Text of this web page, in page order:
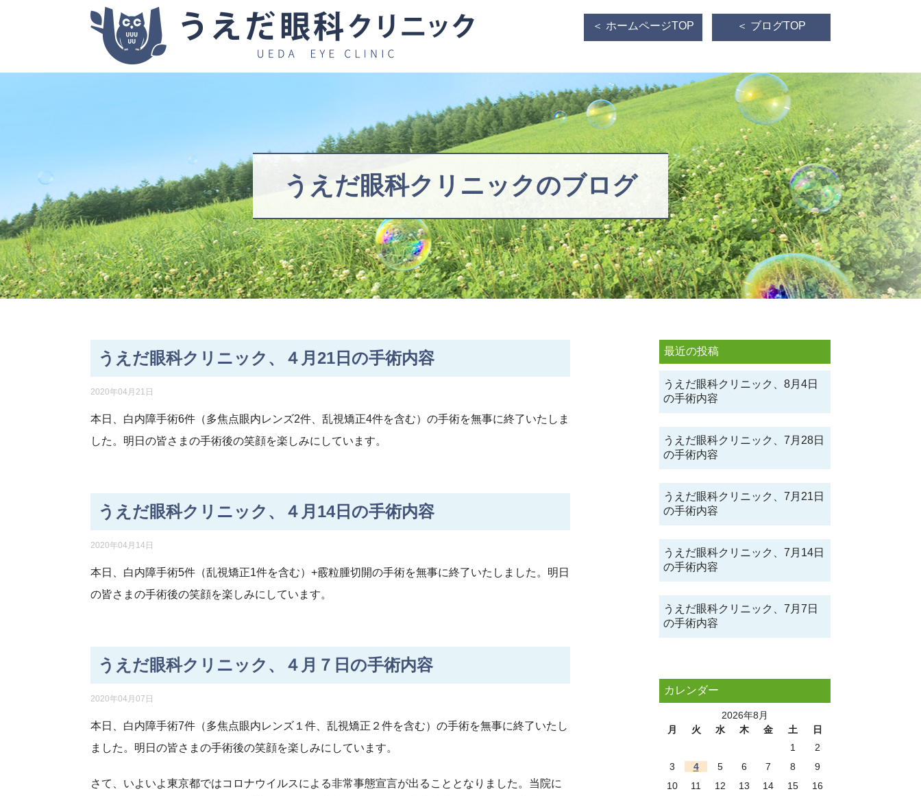
＜ ホームページTOP ＜ ブログTOP
うえだ眼科クリニックのブログ
最近の投稿
うえだ眼科クリニック、8月4日
の手術内容
うえだ眼科クリニック、7月28日
の手術内容
うえだ眼科クリニック、7月21日
の手術内容
うえだ眼科クリニック、7月14日
の手術内容
うえだ眼科クリニック、7月7日
の手術内容
カレンダー
2026年8月
月
火 水 木 金 土
日
1
2
3
4 5 6 7 8
9
10
11 12 13 14 15
16
うえだ眼科クリニック、４月21日の手術内容
2020年04月21日
本日、白内障手術6件（多焦点眼内レンズ2件、乱視矯正4件を含む）の手術を無事に終了いたしま
した。明日の皆さまの手術後の笑顔を楽しみにしています。
うえだ眼科クリニック、４月14日の手術内容
2020年04月14日
本日、白内障手術5件（乱視矯正1件を含む）+霰粒腫切開の手術を無事に終了いたしました。明日
の皆さまの手術後の笑顔を楽しみにしています。
うえだ眼科クリニック、４月７日の手術内容
2020年04月07日
本日、白内障手術7件（多焦点眼内レンズ１件、乱視矯正２件を含む）の手術を無事に終了いたし
ました。明日の皆さまの手術後の笑顔を楽しみにしています。
さて、いよいよ東京都ではコロナウイルスによる非常事態宣言が出ることとなりました。当院に